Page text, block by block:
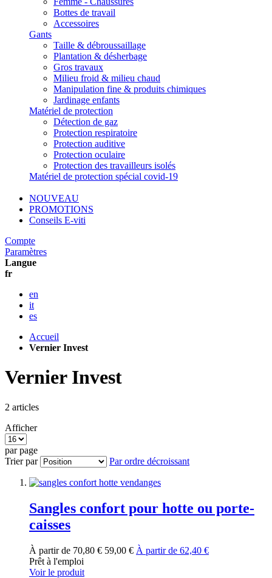
Bottes de travail
Accessoires
Gants
Taille & débroussaillage
Plantation & désherbage
Gros travaux
Milieu froid & milieu chaud
Manipulation fine & produits chimiques
Jardinage enfants
Matériel de protection
Détection de gaz
Protection respiratoire
Protection auditive
Protection oculaire
Protection des travailleurs isolés
Matériel de protection spécial covid-19
NOUVEAU
PROMOTIONS
Conseils E-viti
Compte
Paramètres
Langue
fr
en
it
es
Accueil
Vernier Invest
Vernier Invest
2 articles
Afficher
par page
Trier par
Par ordre décroissant
Sangles confort pour hotte ou porte-
caisses
À partir de 70,80 € 59,00 € À partir de 62,40 €
Prêt à l'emploi
Voir le produit